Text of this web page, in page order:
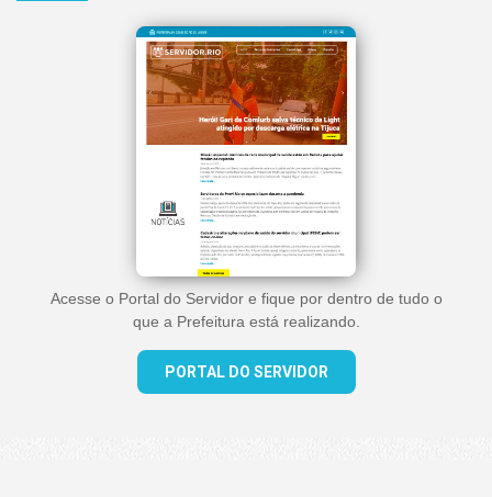
Acesse o Portal do Servidor e fique por dentro de tudo o
que a Prefeitura está realizando.
PORTAL DO SERVIDOR